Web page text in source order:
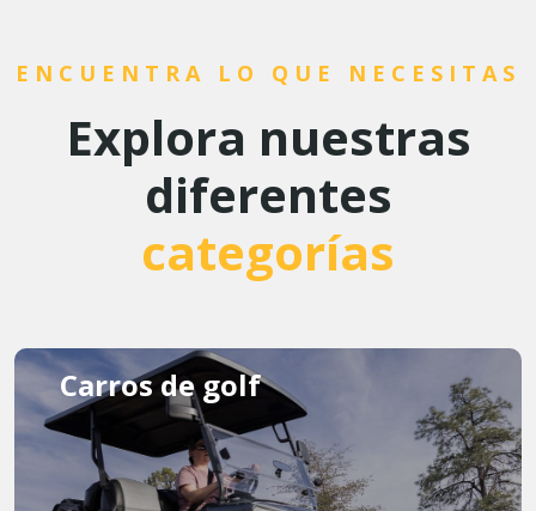
ENCUENTRA LO QUE NECESITAS
Explora nuestras
diferentes
categorías
Carros de golf